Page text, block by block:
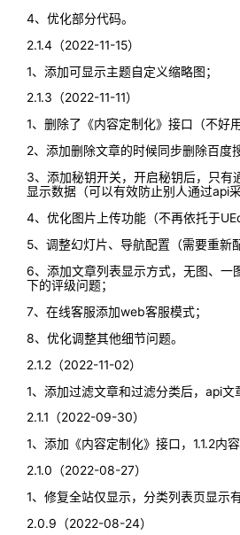
4、优化部分代码。
2.1.4（2022-11-15）
1、添加可显示主题自定义缩略图；
2.1.3（2022-11-11）
1、删除了《内容定制化》接口（不好
2、添加删除文章的时候同步删除百度
3、添加秘钥开关，开启秘钥后，只有
显示数据（可以有效防止别人通过api
4、优化图片上传功能（不再依托于
5、调整幻灯片、导航配置（需要重新
6、添加文章列表显示方式，无图、一
下的评级问题；
7、在线客服添加web客服模式；
8、优化调整其他细节问题。
2.1.2（2022-11-02）
1、添加过滤文章和过滤分类后，api文
2.1.1（2022-09-30）
1、添加《内容定制化》接口，1.1.2内
2.1.0（2022-08-27）
1、修复全站仅显示，分类列表页显示
2.0.9（2022-08-24）